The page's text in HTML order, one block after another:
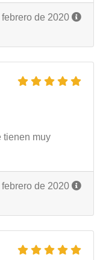
de 2020
tienen muy
de 2020